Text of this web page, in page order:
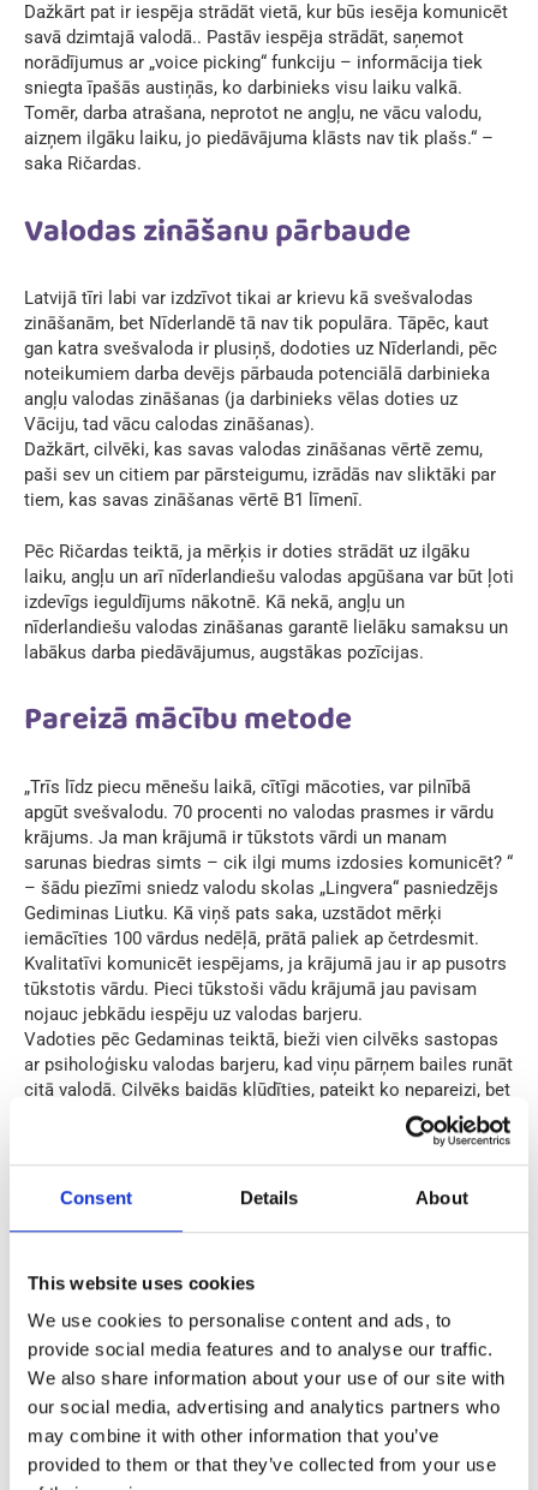
Consent Details About
This website uses cookies
We use cookies to personalise content and ads, to
provide social media features and to analyse our traffic.
We also share information about your use of our site with
our social media, advertising and analytics partners who
may combine it with other information that you’ve
provided to them or that they’ve collected from your use
Dažkārt pat ir iespēja strādāt vietā, kur būs iesēja komunicēt
savā dzimtajā valodā.. Pastāv iespēja strādāt, saņemot
norādījumus ar „voice picking“ funkciju – informācija tiek
sniegta īpašās austiņās, ko darbinieks visu laiku valkā.
Tomēr, darba atrašana, neprotot ne angļu, ne vācu valodu,
aizņem ilgāku laiku, jo piedāvājuma klāsts nav tik plašs.“ –
saka Ričardas.
Valodas zināšanu pārbaude
Latvijā tīri labi var izdzīvot tikai ar krievu kā svešvalodas
zināšanām, bet Nīderlandē tā nav tik populāra. Tāpēc, kaut
gan katra svešvaloda ir plusiņš, dodoties uz Nīderlandi, pēc
noteikumiem darba devējs pārbauda potenciālā darbinieka
angļu valodas zināšanas (ja darbinieks vēlas doties uz
Vāciju, tad vācu calodas zināšanas).
Dažkārt, cilvēki, kas savas valodas zināšanas vērtē zemu,
paši sev un citiem par pārsteigumu, izrādās nav sliktāki par
tiem, kas savas zināšanas vērtē B1 līmenī.
Pēc Ričardas teiktā, ja mērķis ir doties strādāt uz ilgāku
laiku, angļu un arī nīderlandiešu valodas apgūšana var būt ļoti
izdevīgs ieguldījums nākotnē. Kā nekā, angļu un
nīderlandiešu valodas zināšanas garantē lielāku samaksu un
labākus darba piedāvājumus, augstākas pozīcijas.
Pareizā mācību metode
„Trīs līdz piecu mēnešu laikā, cītīgi mācoties, var pilnībā
apgūt svešvalodu. 70 procenti no valodas prasmes ir vārdu
krājums. Ja man krājumā ir tūkstots vārdi un manam
sarunas biedras simts – cik ilgi mums izdosies komunicēt? “
– šādu piezīmi sniedz valodu skolas „Lingvera“ pasniedzējs
Gediminas Liutku. Kā viņš pats saka, uzstādot mērķi
iemācīties 100 vārdus nedēļā, prātā paliek ap četrdesmit.
Kvalitatīvi komunicēt iespējams, ja krājumā jau ir ap pusotrs
tūkstotis vārdu. Pieci tūkstoši vādu krājumā jau pavisam
nojauc jebkādu iespēju uz valodas barjeru.
Vadoties pēc Gedaminas teiktā, bieži vien cilvēks sastopas
ar psiholoģisku valodas barjeru, kad viņu pārņem bailes runāt
citā valodā. Cilvēks baidās kļūdīties, pateikt ko nepareizi, bet
tad sanāk kautrīgi stāvēt klusumā. Ir jācenšas runāt, un, ja nu
pateiksiet kaut ko nepareizi, sarunbiedrs var palīdzēt un
izlabot.
Iemācīšos, kad aizbraukšu
aizbraukšanas, kad nonāksiet angliski runājošā vidē. Tomēr,
tā visticamāk nenotiks. Rūpnīcā vai ražošanā darbs parasti
notiek klusumā, tuklāt, kā jau minēts, kolektīvs sastāv no
tādiem pašiem ārzemju strādniekiem. Tāpēc vislabāk ir
mēģināt apgūt valodu un vingrināties jau Latvijā esot, lai
aizbraucot valodas barjera jau būtu salauzta.